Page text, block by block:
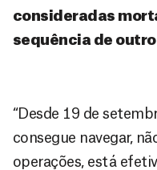
consideradas
sequência de
“Desde 19 de
consegue navegar,
operações, está